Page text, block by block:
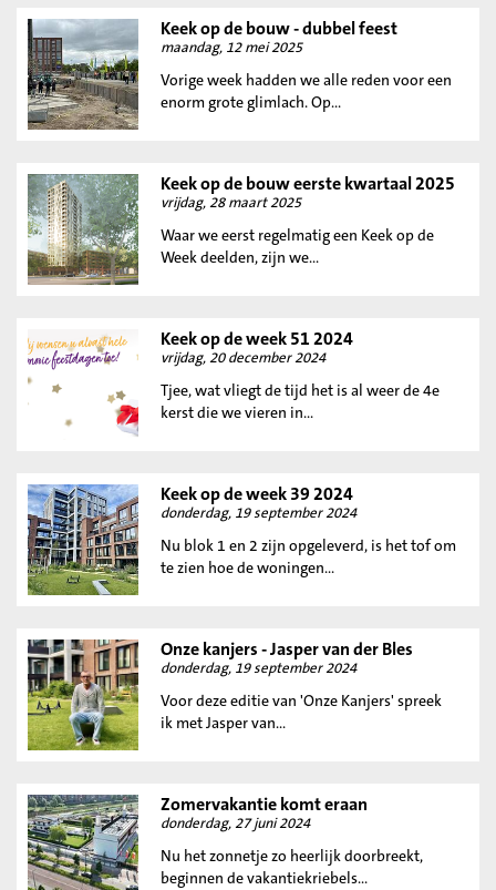
Keek op de bouw - dubbel feest
maandag, 12 mei 2025
Vorige week hadden we alle reden voor een
enorm grote glimlach. Op...
Keek op de bouw eerste kwartaal 2025
vrijdag, 28 maart 2025
Waar we eerst regelmatig een Keek op de
Week deelden, zijn we...
Keek op de week 51 2024
vrijdag, 20 december 2024
Tjee, wat vliegt de tijd het is al weer de 4e
kerst die we vieren in...
Keek op de week 39 2024
donderdag, 19 september 2024
Nu blok 1 en 2 zijn opgeleverd, is het tof om
te zien hoe de woningen...
Onze kanjers - Jasper van der Bles
donderdag, 19 september 2024
Voor deze editie van 'Onze Kanjers' spreek
ik met Jasper van...
Zomervakantie komt eraan
donderdag, 27 juni 2024
Nu het zonnetje zo heerlijk doorbreekt,
beginnen de vakantiekriebels...